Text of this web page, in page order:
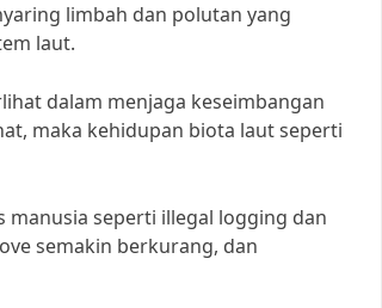
limbah dan polutan yang
laut.
dalam menjaga keseimbangan
maka kehidupan biota laut seperti
manusia seperti illegal logging dan
semakin berkurang, dan